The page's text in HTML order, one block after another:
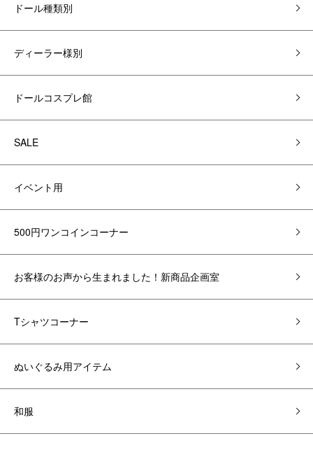
ドール種類別
ディーラー様別
ドールコスプレ館
SALE
イベント用
500円ワンコインコーナー
お客様のお声から生まれました！新商品企画室
Tシャツコーナー
ぬいぐるみ用アイテム
和服